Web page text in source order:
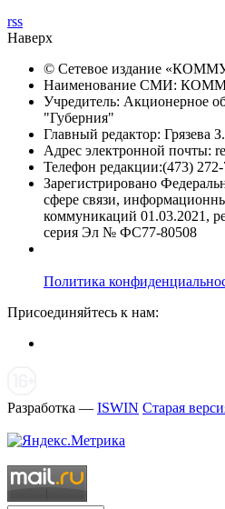
rss
Наверх
© Сетевое издание «
Наименование СМИ:
Учредитель: Акционерное
"Губерния"
Главный редактор: Грязева
Адрес электронной почты:
Телефон редакции:(473) 272-
Зарегистрировано
сфере связи,
коммуникаций 01.03.2021,
серия Эл № ФС77-80508
Политика
Присоединяйтесь к нам:
Разработка — ISWIN Старая